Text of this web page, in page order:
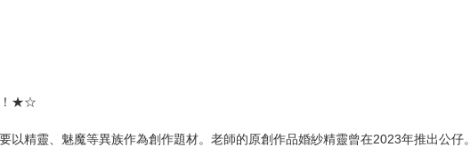
！★☆
精靈、魅魔等異族作為創作題材。老師的原創作品婚紗精靈曾在2023年推出公仔。